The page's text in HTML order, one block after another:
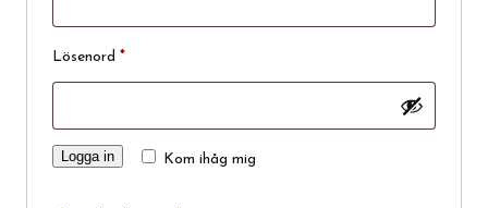
Lösenord *Obligatoriskt
Alternative: Kom ihåg mig
Logga in